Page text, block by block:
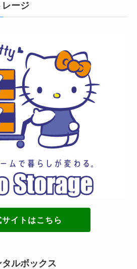
レージ
サイトはこちら
タルボックス